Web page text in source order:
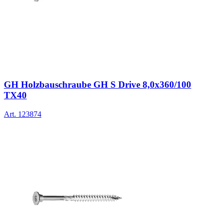
GH Holzbauschraube GH S Drive 8,0x360/100
TX40
Art. 123874